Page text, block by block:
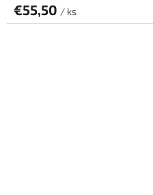
€55,50 / ks